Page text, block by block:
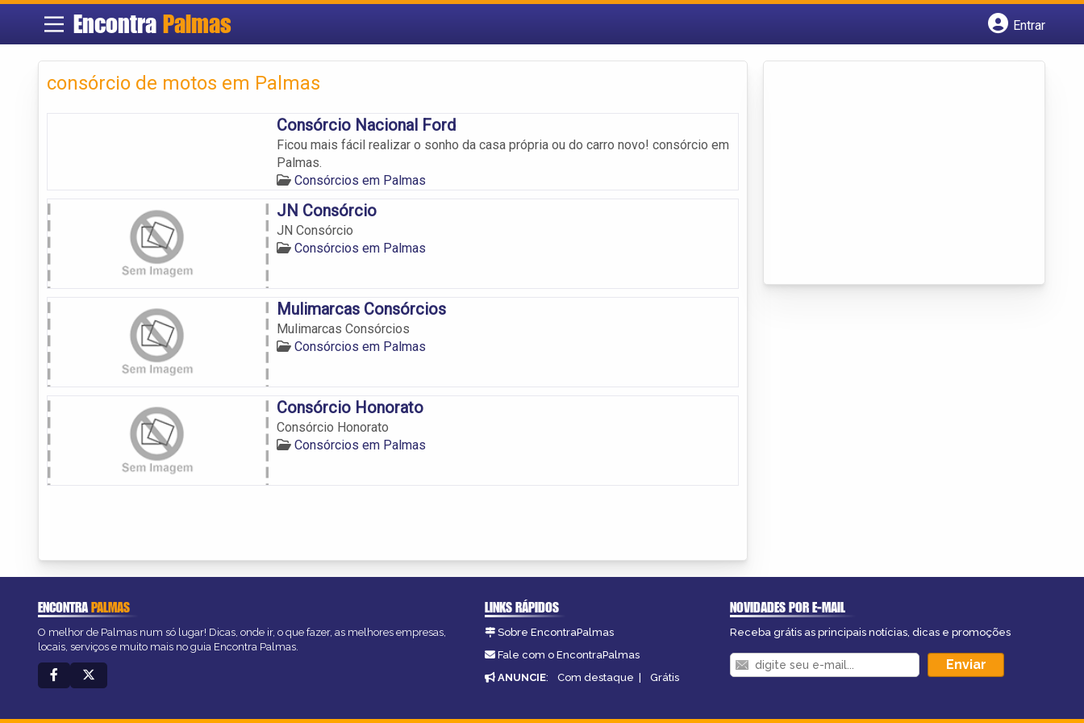
Encontra Palmas
Entrar
consórcio de motos em Palmas
Consórcio Nacional Ford
Ficou mais fácil realizar o sonho da casa própria ou do carro novo! consórcio em
Palmas.
Consórcios em Palmas
JN Consórcio
JN Consórcio
Consórcios em Palmas
Mulimarcas Consórcios
Mulimarcas Consórcios
Consórcios em Palmas
Consórcio Honorato
Consórcio Honorato
Consórcios em Palmas
ENCONTRAPALMAS
O melhor de Palmas num só lugar! Dicas, onde ir, o que fazer, as melhores empresas,
locais, serviços e muito mais no guia Encontra Palmas.
LINKS RÁPIDOS
Sobre EncontraPalmas
Fale com o EncontraPalmas
ANUNCIE: Com destaque | Grátis
NOVIDADES POR E-MAIL
Receba grátis as principais notícias, dicas e promoções